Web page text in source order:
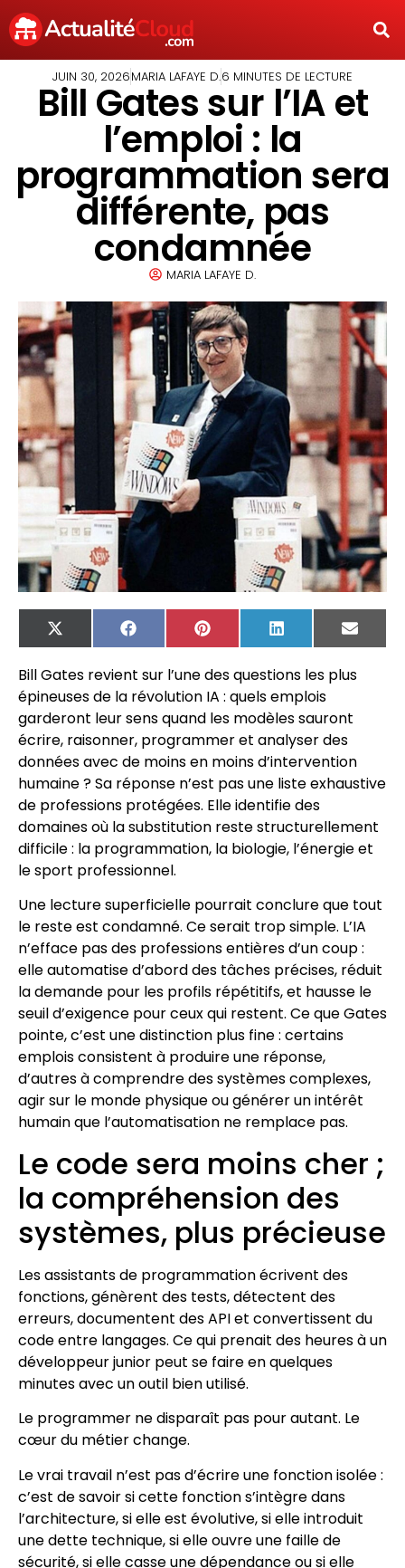
JUIN 30, 2026MARIA LAFAYE D.6 MINUTES DE LECTURE
Bill Gates sur l’IA et
l’emploi : la
programmation sera
différente, pas
condamnée
MARIA LAFAYE D.
X
(Twitter)
FacebookPinterest LinkedIn
Email
Bill Gates revient sur l’une des questions les plus
épineuses de la révolution IA : quels emplois
garderont leur sens quand les modèles sauront
écrire, raisonner, programmer et analyser des
données avec de moins en moins d’intervention
humaine ? Sa réponse n’est pas une liste exhaustive
de professions protégées. Elle identifie des
domaines où la substitution reste structurellement
difficile : la programmation, la biologie, l’énergie et
le sport professionnel.
Une lecture superficielle pourrait conclure que tout
le reste est condamné. Ce serait trop simple. L’IA
n’efface pas des professions entières d’un coup :
elle automatise d’abord des tâches précises, réduit
la demande pour les profils répétitifs, et hausse le
seuil d’exigence pour ceux qui restent. Ce que Gates
pointe, c’est une distinction plus fine : certains
emplois consistent à produire une réponse,
d’autres à comprendre des systèmes complexes,
agir sur le monde physique ou générer un intérêt
humain que l’automatisation ne remplace pas.
Le code sera moins cher ;
la compréhension des
systèmes, plus précieuse
Les assistants de programmation écrivent des
fonctions, génèrent des tests, détectent des
erreurs, documentent des API et convertissent du
code entre langages. Ce qui prenait des heures à un
développeur junior peut se faire en quelques
minutes avec un outil bien utilisé.
Le programmer ne disparaît pas pour autant. Le
cœur du métier change.
Le vrai travail n’est pas d’écrire une fonction isolée :
c’est de savoir si cette fonction s’intègre dans
l’architecture, si elle est évolutive, si elle introduit
une dette technique, si elle ouvre une faille de
sécurité, si elle casse une dépendance ou si elle